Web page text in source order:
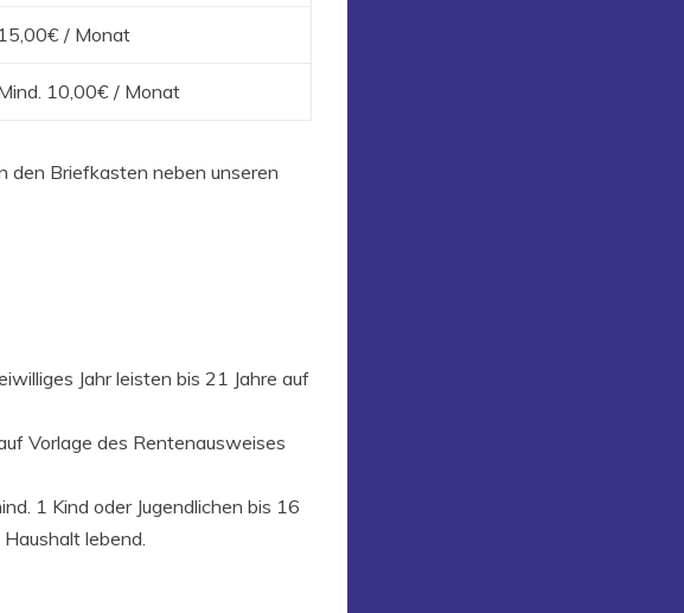
15,00€ / Monat
10,00€ / Monat
den Briefkasten neben unseren
Jahr leisten bis 21 Jahre auf
Vorlage des Rentenausweises
1 Kind oder Jugendlichen bis 16
lebend.